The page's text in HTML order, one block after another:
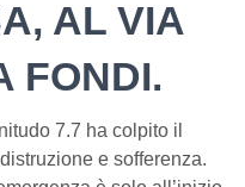
AL VIA
FONDI.
7.7 ha colpito il
e sofferenza.